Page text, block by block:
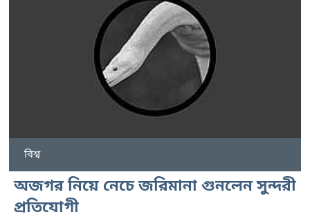
বিশ্ব
অজগর নিয়ে নেচে জরিমানা গুনলেন সুন্দরী
প্রতিযোগী